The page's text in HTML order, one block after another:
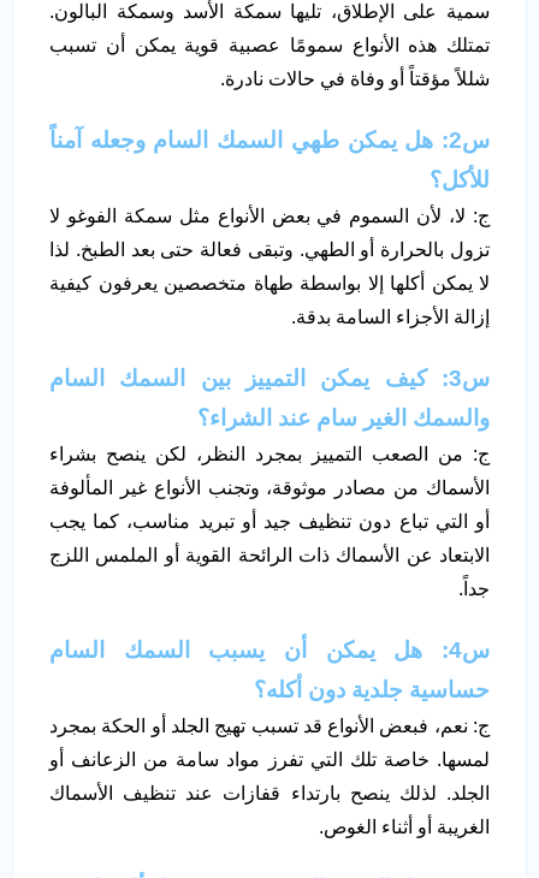
سمية على الإطلاق، تليها سمكة الأسد وسمكة البالون.
تمتلك هذه الأنواع سمومًا عصبية قوية يمكن أن تسبب
شللاً مؤقتاً أو وفاة في حالات نادرة.
س2: هل يمكن طهي السمك السام وجعله آمناً
للأكل؟
ج: لا، لأن السموم في بعض الأنواع مثل سمكة الفوغو لا
تزول بالحرارة أو الطهي. وتبقى فعالة حتى بعد الطبخ. لذا
لا يمكن أكلها إلا بواسطة طهاة متخصصين يعرفون كيفية
إزالة الأجزاء السامة بدقة.
س3: كيف يمكن التمييز بين السمك السام
والسمك الغير سام عند الشراء؟
ج: من الصعب التمييز بمجرد النظر، لكن ينصح بشراء
الأسماك من مصادر موثوقة، وتجنب الأنواع غير المألوفة
أو التي تباع دون تنظيف جيد أو تبريد مناسب، كما يجب
الابتعاد عن الأسماك ذات الرائحة القوية أو الملمس اللزج
جداً.
س4: هل يمكن أن يسبب السمك السام
حساسية جلدية دون أكله؟
ج: نعم، فبعض الأنواع قد تسبب تهيج الجلد أو الحكة بمجرد
لمسها. خاصة تلك التي تفرز مواد سامة من الزعانف أو
الجلد. لذلك ينصح بارتداء قفازات عند تنظيف الأسماك
الغريبة أو أثناء الغوص.